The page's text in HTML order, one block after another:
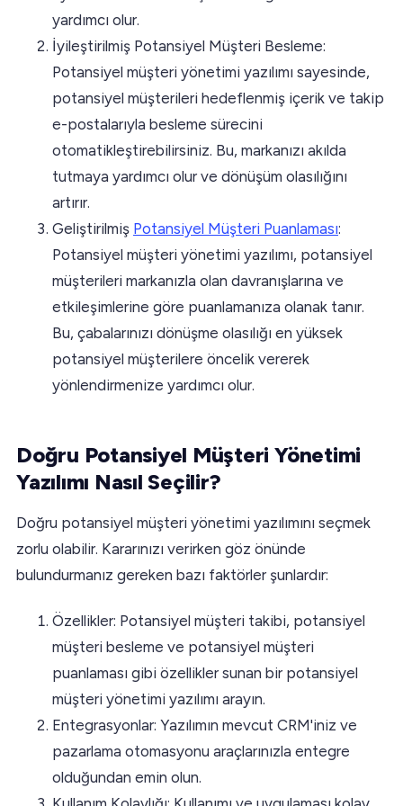
yardımcı olur.
İyileştirilmiş Potansiyel Müşteri Besleme:
Potansiyel müşteri yönetimi yazılımı sayesinde,
potansiyel müşterileri hedeflenmiş içerik ve takip
e-postalarıyla besleme sürecini
otomatikleştirebilirsiniz. Bu, markanızı akılda
tutmaya yardımcı olur ve dönüşüm olasılığını
artırır.
Geliştirilmiş Potansiyel Müşteri Puanlaması:
Potansiyel müşteri yönetimi yazılımı, potansiyel
müşterileri markanızla olan davranışlarına ve
etkileşimlerine göre puanlamanıza olanak tanır.
Bu, çabalarınızı dönüşme olasılığı en yüksek
potansiyel müşterilere öncelik vererek
yönlendirmenize yardımcı olur.
Doğru Potansiyel Müşteri Yönetimi
Yazılımı Nasıl Seçilir?
Doğru potansiyel müşteri yönetimi yazılımını seçmek
zorlu olabilir. Kararınızı verirken göz önünde
bulundurmanız gereken bazı faktörler şunlardır:
Özellikler: Potansiyel müşteri takibi, potansiyel
müşteri besleme ve potansiyel müşteri
puanlaması gibi özellikler sunan bir potansiyel
müşteri yönetimi yazılımı arayın.
Entegrasyonlar: Yazılımın mevcut CRM'iniz ve
pazarlama otomasyonu araçlarınızla entegre
olduğundan emin olun.